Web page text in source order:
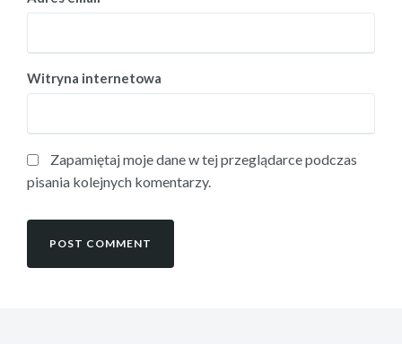
Witryna internetowa
Zapamiętaj moje dane w tej przeglądarce podczas
pisania kolejnych komentarzy.